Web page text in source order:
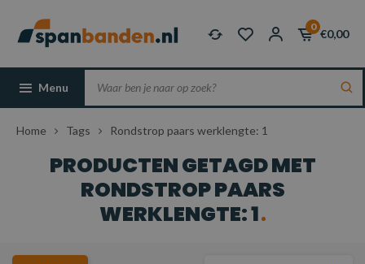
0
€0,00
Menu
Home Tags Rondstrop paars werklengte: 1
PRODUCTEN GETAGD MET
RONDSTROP PAARS
WERKLENGTE: 1